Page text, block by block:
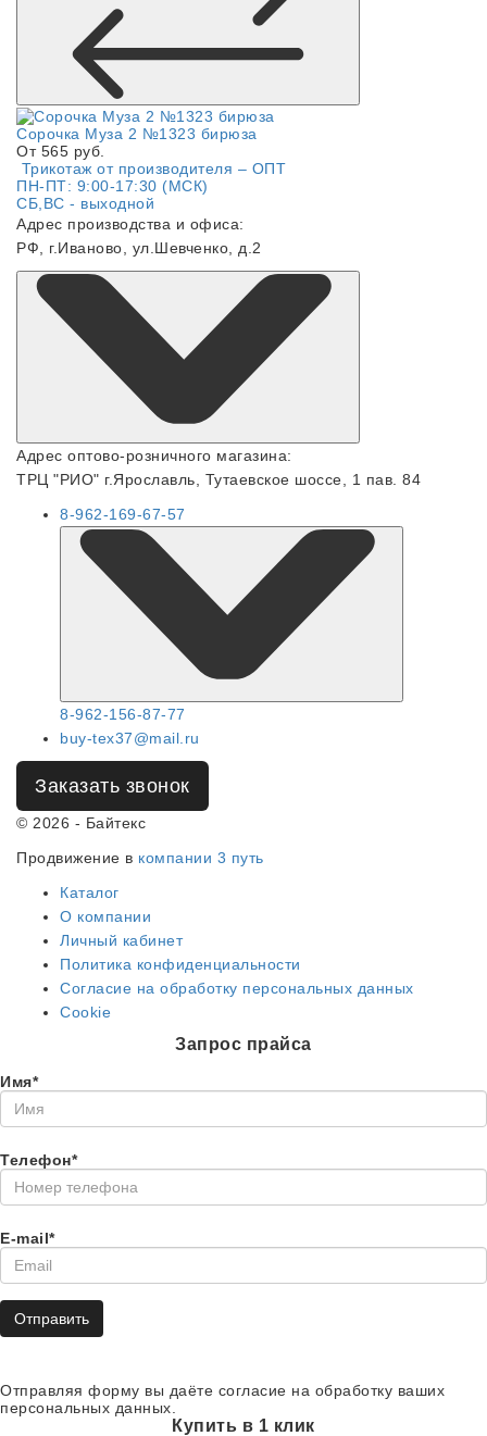
Сорочка Муза 2 №1323 бирюза
От 565 руб.
Трикотаж от производителя – ОПТ
ПН-ПТ: 9:00-17:30 (МСК)
СБ,ВС - выходной
Адрес производства и офиса:
РФ, г.Иваново, ул.Шевченко, д.2
Адрес оптово-розничного магазина:
ТРЦ "РИО" г.Ярославль, Тутаевское шоссе, 1 пав. 84
8-962-169-67-57
8-962-156-87-77
buy-tex37@mail.ru
Заказать звонок
© 2026 - Байтекс
Продвижение в компании 3 путь
Каталог
О компании
Личный кабинет
Политика конфиденциальности
Согласие на обработку персональных данных
Cookie
Запрос прайса
Имя*
Телефон*
E-mail*
Отправить
Отправляя форму вы даёте согласие на обработку ваших
персональных данных.
Купить в 1 клик